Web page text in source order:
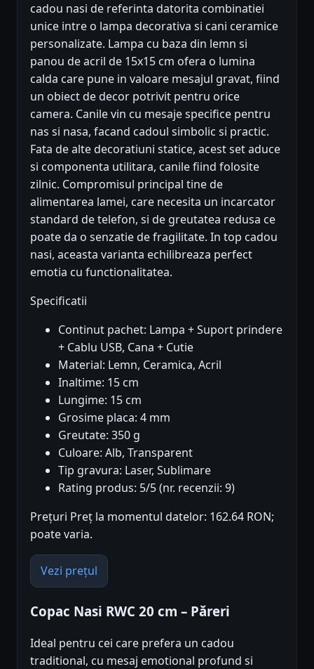
cadou nasi de referinta datorita combinatiei
unice intre o lampa decorativa si cani ceramice
personalizate. Lampa cu baza din lemn si
panou de acril de 15x15 cm ofera o lumina
calda care pune in valoare mesajul gravat, fiind
un obiect de decor potrivit pentru orice
camera. Canile vin cu mesaje specifice pentru
nas si nasa, facand cadoul simbolic si practic.
Fata de alte decoratiuni statice, acest set aduce
si componenta utilitara, canile fiind folosite
zilnic. Compromisul principal tine de
alimentarea lamei, care necesita un incarcator
standard de telefon, si de greutatea redusa ce
poate da o senzatie de fragilitate. In top cadou
nasi, aceasta varianta echilibreaza perfect
emotia cu functionalitatea.
Specificatii
Continut pachet: Lampa + Suport prindere
+ Cablu USB, Cana + Cutie
Material: Lemn, Ceramica, Acril
Inaltime: 15 cm
Lungime: 15 cm
Grosime placa: 4 mm
Greutate: 350 g
Culoare: Alb, Transparent
Tip gravura: Laser, Sublimare
Rating produs: 5/5 (nr. recenzii: 9)
Prețuri Preț la momentul datelor: 162.64 RON;
poate varia.
Vezi prețul
Copac Nasi RWC 20 cm – Păreri
Ideal pentru cei care prefera un cadou
traditional, cu mesaj emotional profund si